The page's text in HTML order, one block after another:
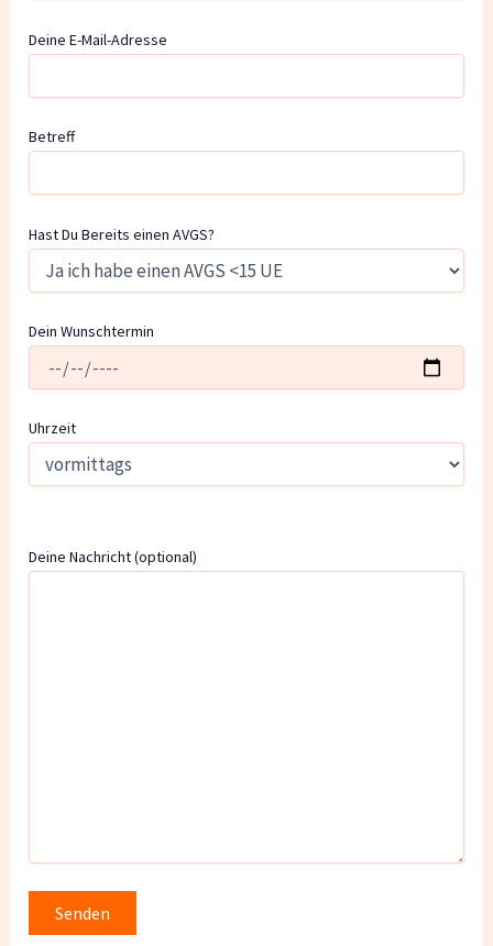
Deine E-Mail-Adresse
Betreff
Hast Du Bereits einen AVGS?
Dein Wunschtermin
Uhrzeit
Deine Nachricht (optional)